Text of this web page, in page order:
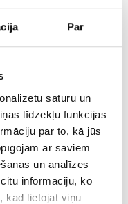
Par
saturu un
līdzekļu funkcijas
par to, kā jūs
ar saviem
un analīzes
informāciju, ko
kad lietojat viņu